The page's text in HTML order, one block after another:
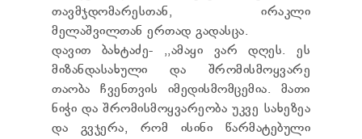
ТЕНДЕРЫ
ОТЧЁТ ДЛЯ ПРЕДОСТАВЛЕНИЯ ПРЕЗИДЕНТУ И
ПАРЛАМЕНТУ
ТРЕБОВАНИЯ ПУБЛИЧНОЙ ИНФОРМАЦИИ
УПОЛНОМОЧЕННЫЙ ПО ЗАЩИТЕ
ПЕРСОНАЛЬНЫХ ДАННЫХ
ПРАВОВЕДЧЕСКИЕ РЕШЕНИЯ
ПРАВИЛА ОБЖАЛОВАНИЯ
თავმჯდომარესთან, ირაკლი
მელაშვილთან ერთად გადასცა.
დავით ბახტაძე- ,,ამაყი ვარ დღეს. ეს
მიზანდასახული და შრომისმოყვარე
თაობა ჩვენთვის იმედისმომცემია. მათი
ნიჭი და შრომისმოყვარეობა უკვე სახეზეა
და გვჯერა, რომ ისინი წარმატებული